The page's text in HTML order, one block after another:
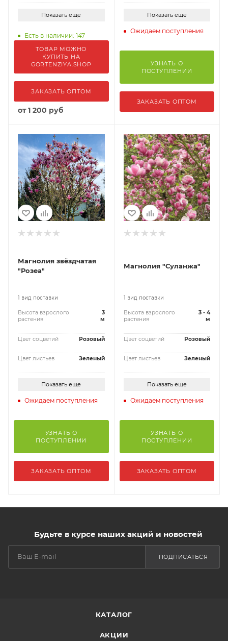
Показать еще
Есть в наличии: 147
ТОВАР МОЖНО
КУПИТЬ НА
GORTENZIYA.SHOP
ЗАКАЗАТЬ ОПТОМ
от1 200 руб
Показать еще
Ожидаем поступления
УЗНАТЬ О
ПОСТУПЛЕНИИ
ЗАКАЗАТЬ ОПТОМ
Магнолия звёздчатая
"Розеа"
1 вид поставки
Высота взрослого
растения
3
м
Цвет соцветий Розовый
Цвет листьев Зеленый
Показать еще
Ожидаем поступления
УЗНАТЬ О
ПОСТУПЛЕНИИ
ЗАКАЗАТЬ ОПТОМ
Магнолия "Суланжа"
1 вид поставки
Высота взрослого
растения
3 - 4
м
Цвет соцветий Розовый
Цвет листьев Зеленый
Показать еще
Ожидаем поступления
УЗНАТЬ О
ПОСТУПЛЕНИИ
ЗАКАЗАТЬ ОПТОМ
Будьте в курсе наших акций и новостей
ПОДПИСАТЬСЯ
КАТАЛОГ
АКЦИИ